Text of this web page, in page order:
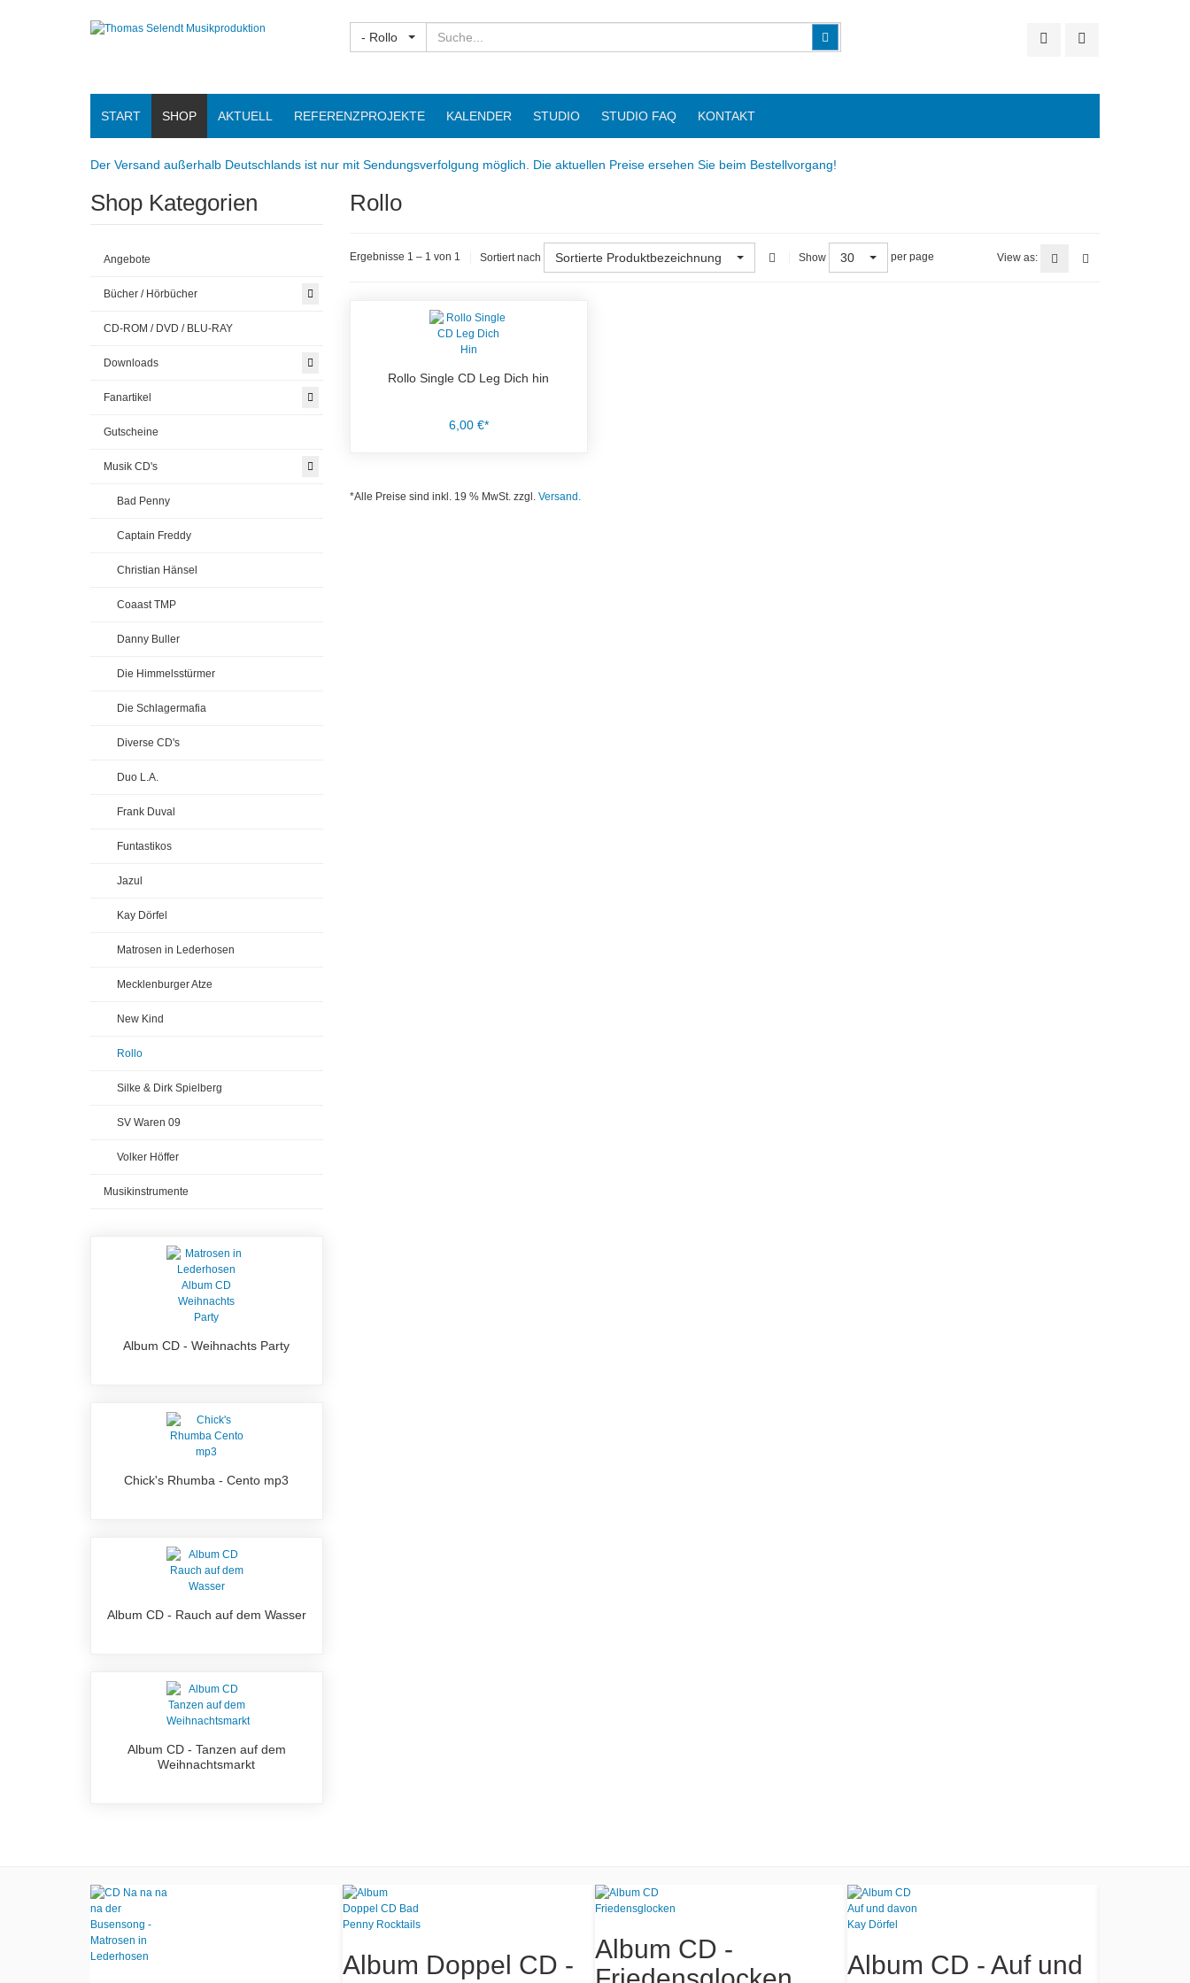
- Rollo Suchen
START SHOP AKTUELL REFERENZPROJEKTE KALENDER STUDIO STUDIO FAQ KONTAKT
Der Versand außerhalb Deutschlands ist nur mit Sendungsverfolgung möglich. Die aktuellen Preise ersehen Sie beim Bestellvorgang!
Rollo
Ergebnisse 1 – 1 von 1 Sortiert nach Sortierte Produktbezeichnung Show 30 per page View as:
Rollo Single CD Leg Dich hin
6,00 €*
*Alle Preise sind inkl. 19 % MwSt. zzgl. Versand.
Shop Kategorien
Angebote
Bücher / Hörbücher
CD-ROM / DVD / BLU-RAY
Downloads
Fanartikel
Gutscheine
Musik CD's
Bad Penny
Captain Freddy
Christian Hänsel
Coaast TMP
Danny Buller
Die Himmelsstürmer
Die Schlagermafia
Diverse CD's
Duo L.A.
Frank Duval
Funtastikos
Jazul
Kay Dörfel
Matrosen in Lederhosen
Mecklenburger Atze
New Kind
Rollo
Silke & Dirk Spielberg
SV Waren 09
Volker Höffer
Musikinstrumente
Album CD - Weihnachts Party
Chick's Rhumba - Cento mp3
Album CD - Rauch auf dem Wasser
Album CD - Tanzen auf dem
Weihnachtsmarkt